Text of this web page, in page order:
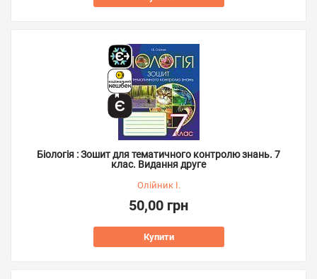
Біологія : Зошит для тематичного контролю знань. 7
клас. Видання друге
Олійник І.
50,00 грн
Купити